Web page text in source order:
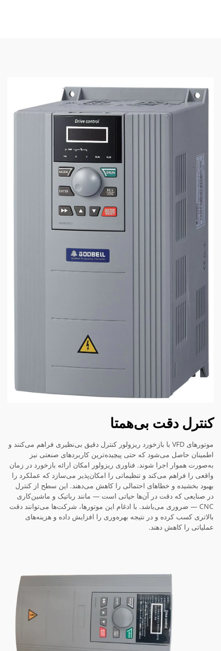
کنترل دقت بی‌همتا
موتورهای VFD با بازخورد ریزولور کنترل دقیق بی‌نظیری فراهم می‌کنند و
اطمینان حاصل می‌شود که حتی پیچیده‌ترین کاربردهای صنعتی نیز
به‌صورت هموار اجرا شوند. فناوری ریزولور امکان ارائه بازخورد در زمان
واقعی را فراهم می‌کند و تنظیماتی را امکان‌پذیر می‌سازد که عملکرد را
بهبود بخشیده و خطاهای احتمالی را کاهش می‌دهند. این سطح از کنترل
در صنایعی که دقت در آن‌ها حیاتی است — مانند رباتیک و ماشین‌کاری
CNC — ضروری می‌باشد. با ادغام این موتورها، شرکت‌ها می‌توانند دقت
بالاتری کسب کرده و در نتیجه بهره‌وری را افزایش داده و هزینه‌های
عملیاتی را کاهش دهند.